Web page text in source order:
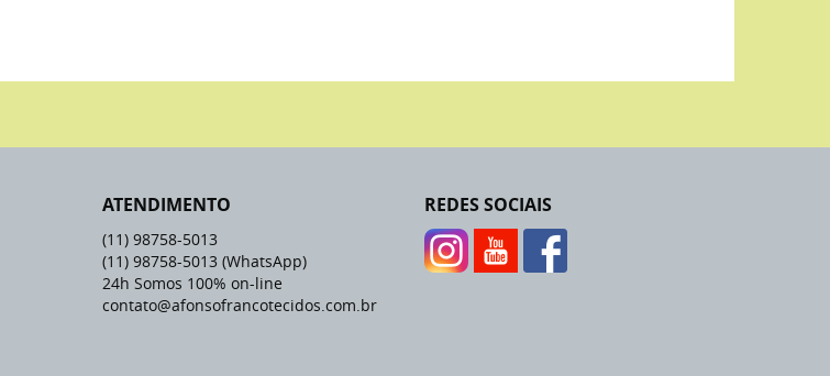
ATENDIMENTO
(11) 98758-5013
(11) 98758-5013 (WhatsApp)
24h Somos 100% on-line
contato@afonsofrancotecidos.com.br
REDES SOCIAIS